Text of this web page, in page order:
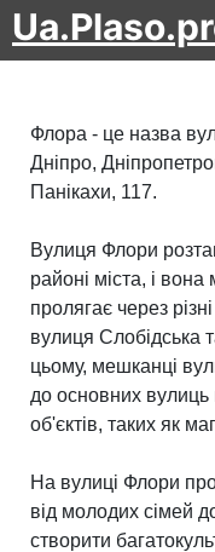
Флора - це назва
Дніпро,
Панікахи, 117.
Вулиця Флори
районі міста, і
пролягає через
вулиця Слобідська
цьому, мешканці
до основних вулиць
об'єктів, таких як
На вулиці Флори
від молодих сімей
створити